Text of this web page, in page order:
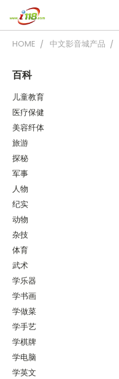
HOME 中文影音城产品
百科
儿童教育
医疗保健
美容纤体
旅游
探秘
军事
人物
纪实
动物
杂技
体育
武术
学乐器
学书画
学做菜
学手艺
学棋牌
学电脑
学英文